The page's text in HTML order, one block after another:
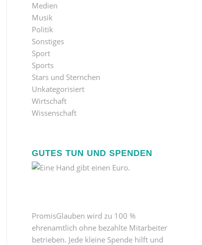
Medien
Musik
Politik
Sonstiges
Sport
Sports
Stars und Sternchen
Unkategorisiert
Wirtschaft
Wissenschaft
GUTES TUN UND SPENDEN
PromisGlauben wird zu 100 %
ehrenamtlich ohne bezahlte Mitarbeiter
betrieben. Jede kleine Spende hilft und